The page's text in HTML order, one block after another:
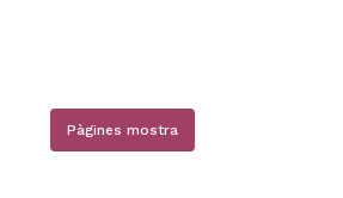
Pàgines mostra